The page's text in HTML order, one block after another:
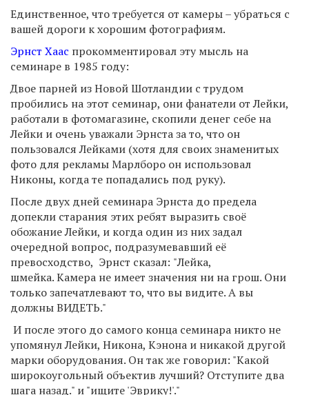
Единственное, что требуется от камеры – убраться с
вашей дороги к хорошим фотографиям.
Эрнст Хаас прокомментировал эту мысль на
семинаре в 1985 году:
Двое парней из Новой Шотландии с трудом
пробились на этот семинар, они фанатели от Лейки,
работали в фотомагазине, скопили денег себе на
Лейки и очень уважали Эрнста за то, что он
пользовался Лейками (хотя для своих знаменитых
фото для рекламы Марлборо он использовал
Никоны, когда те попадались под руку).
После двух дней семинара Эрнста до предела
допекли старания этих ребят выразить своё
обожание Лейки, и когда один из них задал
очередной вопрос, подразумевавший её
превосходство, Эрнст сказал: "Лейка,
шмейка. Камера не имеет значения ни на грош. Они
только запечатлевают то, что вы видите. А вы
должны ВИДЕТЬ."
И после этого до самого конца семинара никто не
упомянул Лейки, Никона, Кэнона и никакой другой
марки оборудования. Он так же говорил: "Какой
широкоугольный объектив лучший? Отступите два
шага назад." и "ищите 'Эврику!'."